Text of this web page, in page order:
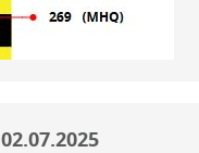
02.07.2025